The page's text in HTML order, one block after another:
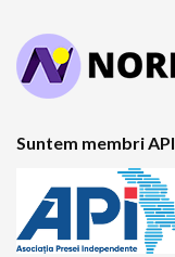
Suntem membri API